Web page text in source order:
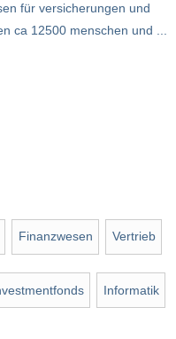
für versicherungen und
ca 12500 menschen und ...
Finanzwesen Vertrieb
Informatik